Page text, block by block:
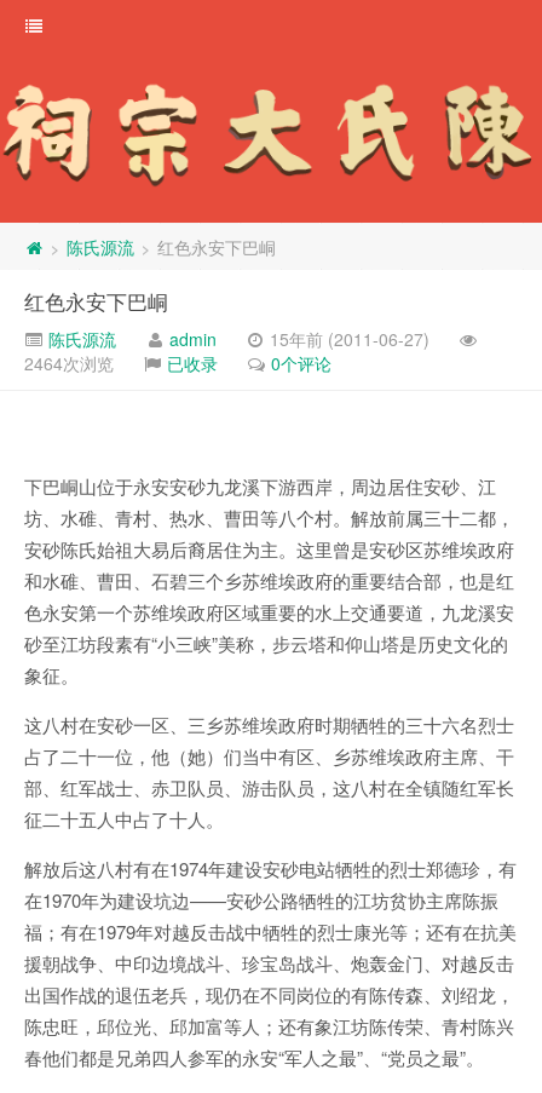
> 陈氏源流 > 红色永安下巴峒
红色永安下巴峒
陈氏源流 admin
15年前 (2011-06-27)
2464次浏览
已收录 0个评论
下巴峒山位于永安安砂九龙溪下游西岸，周边居住安砂、江
坊、水碓、青村、热水、曹田等八个村。解放前属三十二都，
安砂陈氏始祖大易后裔居住为主。这里曾是安砂区苏维埃政府
和水碓、曹田、石碧三个乡苏维埃政府的重要结合部，也是红
色永安第一个苏维埃政府区域重要的水上交通要道，九龙溪安
砂至江坊段素有“小三峡”美称，步云塔和仰山塔是历史文化的
象征。
这八村在安砂一区、三乡苏维埃政府时期牺牲的三十六名烈士
占了二十一位，他（她）们当中有区、乡苏维埃政府主席、干
部、红军战士、赤卫队员、游击队员，这八村在全镇随红军长
征二十五人中占了十人。
解放后这八村有在1974年建设安砂电站牺牲的烈士郑德珍，有
在1970年为建设坑边——安砂公路牺牲的江坊贫协主席陈振
福；有在1979年对越反击战中牺牲的烈士康光等；还有在抗美
援朝战争、中印边境战斗、珍宝岛战斗、炮轰金门、对越反击
出国作战的退伍老兵，现仍在不同岗位的有陈传森、刘绍龙，
陈忠旺，邱位光、邱加富等人；还有象江坊陈传荣、青村陈兴
春他们都是兄弟四人参军的永安“军人之最”、“党员之最”。